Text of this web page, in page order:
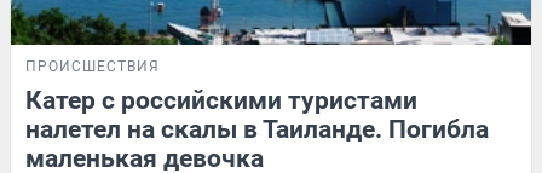
ПРОИСШЕСТВИЯ
Катер с российскими туристами
налетел на скалы в Таиланде. Погибла
маленькая девочка